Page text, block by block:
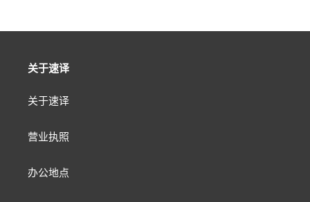
关于速译
关于速译
营业执照
办公地点